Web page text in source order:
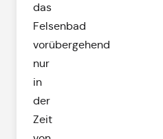
das
Felsenbad
vorübergehend
nur
in
der
Zeit